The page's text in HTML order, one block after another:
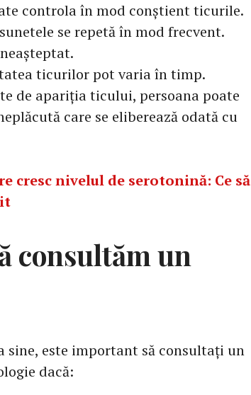
controla în mod conștient ticurile.
se repetă în mod frecvent.
ticurilor pot varia în timp.
de apariția ticului, persoana poate
care se eliberează odată cu
cresc nivelul de serotonină: Ce să
consultăm un
sine, este important să consultați un
dacă: